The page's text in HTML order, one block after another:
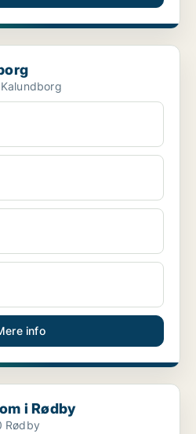
info
i Rødby
Rødby